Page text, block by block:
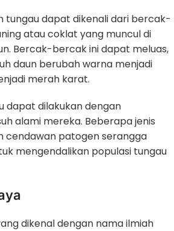
tungau dapat dikenali dari bercak-
atau coklat yang muncul di
Bercak-bercak ini dapat meluas,
daun berubah warna menjadi
merah karat.
dapat dilakukan dengan
alami mereka. Beberapa jenis
cendawan patogen serangga
mengendalikan populasi tungau
dikenal dengan nama ilmiah